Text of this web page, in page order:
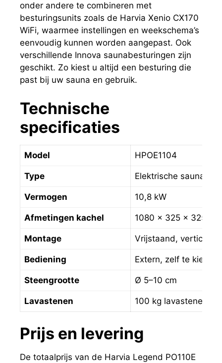
onder andere te combineren met
besturingsunits zoals de Harvia Xenio CX170
WiFi, waarmee instellingen en weekschema’s
eenvoudig kunnen worden aangepast. Ook
verschillende Innova saunabesturingen zijn
geschikt. Zo kiest u altijd een besturing die
past bij uw sauna en gebruik.
Technische
specificaties
Model HPOE1104
Type Elektrische
Vermogen 10,8 kW
Afmetingen kachel 1080 × 325 × 325
Montage Vrijstaand, verticale
Bediening Extern, zelf te kiezen
Steengrootte Ø 5–10 cm
Lavastenen 100 kg lavastenen
Prijs en levering
De totaalprijs van de Harvia Legend PO110E